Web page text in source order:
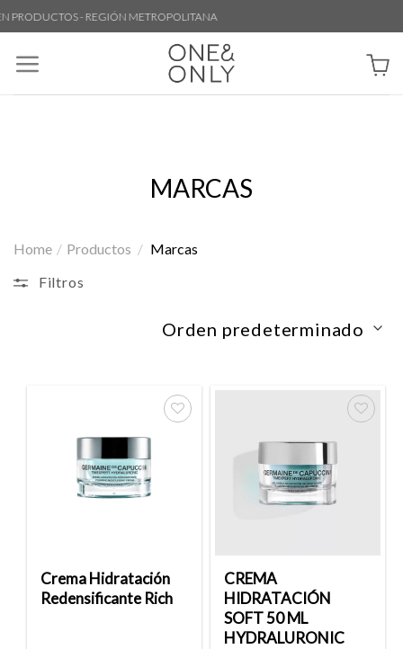
Skip
to
content
- REGIÓN METROPOLITANA
MARCAS
Home / Productos / Marcas
Filtros
Crema Hidratación
Redensificante Rich
CREMA
HIDRATACIÓN
SOFT 50 ML
HYDRALURONIC